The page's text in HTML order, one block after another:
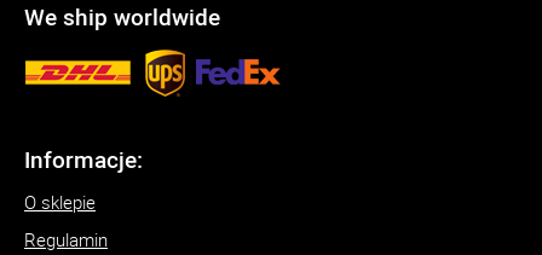
We ship worldwide
Informacje:
O sklepie
Regulamin